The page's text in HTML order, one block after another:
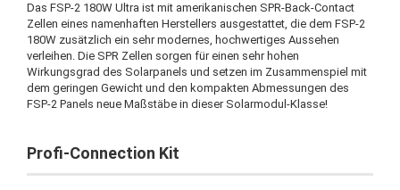
Das FSP-2 180W Ultra ist mit amerikanischen SPR-Back-Contact
Zellen eines namenhaften Herstellers ausgestattet, die dem FSP-2
180W zusätzlich ein sehr modernes, hochwertiges Aussehen
verleihen. Die SPR Zellen sorgen für einen sehr hohen
Wirkungsgrad des Solarpanels und setzen im Zusammenspiel mit
dem geringen Gewicht und den kompakten Abmessungen des
FSP-2 Panels neue Maßstäbe in dieser Solarmodul-Klasse!
Profi-Connection Kit